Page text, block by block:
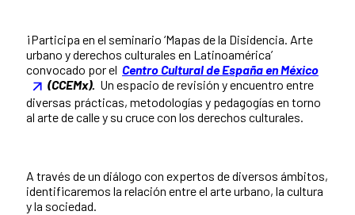
¡Participa en el seminario ‘Mapas de la Disidencia. Arte
urbano y derechos culturales en Latinoamérica’
convocado por el Centro Cultural de España en México
(CCEMx). Un espacio de revisión y encuentro entre
diversas prácticas, metodologías y pedagogías en torno
al arte de calle y su cruce con los derechos culturales.
A través de un diálogo con expertos de diversos ámbitos,
identificaremos la relación entre el arte urbano, la cultura
y la sociedad.